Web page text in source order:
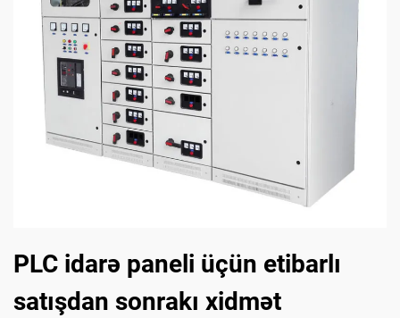
PLC idarə paneli üçün etibarlı
satışdan sonrakı xidmət